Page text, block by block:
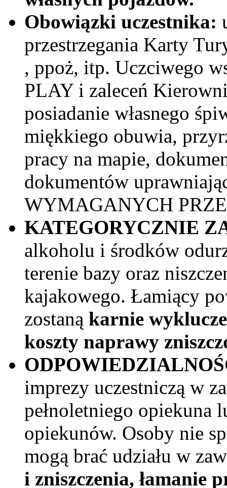
Obowiązki uczestnika:
przestrzegania Karty
, ppoż, itp. Uczciwego
PLAY i zaleceń
posiadanie własnego
miękkiego obuwia,
pracy na mapie,
dokumentów
WYMAGANYCH
KATEGORYCZNIE
alkoholu i środków
terenie bazy oraz
kajakowego. Łamiący
zostaną karnie
koszty naprawy
imprezy uczestniczą w
pełnoletniego opiekuna
opiekunów. Osoby nie
mogą brać udziału w
i zniszczenia, łamanie